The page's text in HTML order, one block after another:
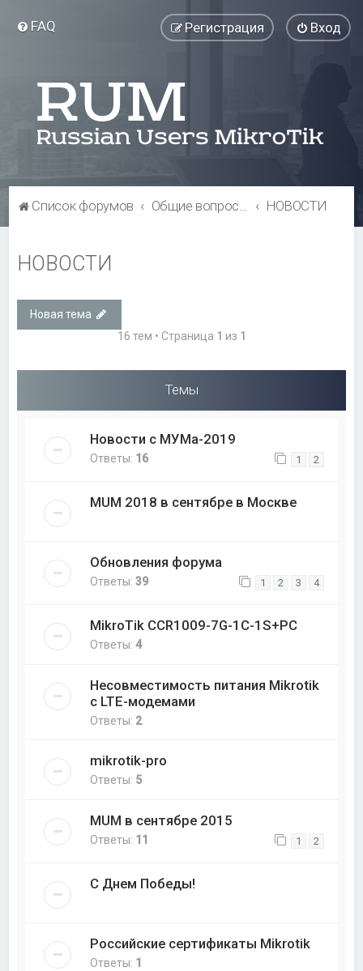
FAQ Вход
Регистрация
Список форумов Общие вопросы НОВОСТИ
НОВОСТИ
Новая тема
16 тем • Страница 1 из 1
Темы
Новости с МУМа-2019
Ответы: 16 1 2
MUM 2018 в сентябре в Москве
Обновления форума
Ответы:39 1 2 3 4
MikroTik CCR1009-7G-1C-1S+PC
Ответы:4
Несовместимость питания Mikrotik
с LTE-модемами
Ответы: 2
mikrotik-pro
Ответы: 5
MUM в сентябре 2015
Ответы: 11 1 2
С Днем Победы!
Российские сертификаты Mikrotik
Ответы: 1